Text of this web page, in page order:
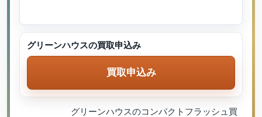
グリーンハウスのコンパクトフラッシュ買
グリーンハウスの買取申込み
買取申込み